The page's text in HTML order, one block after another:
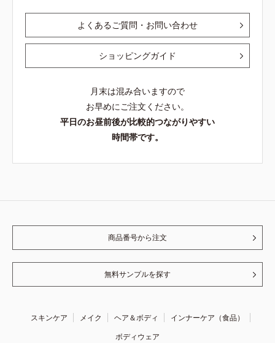
よくあるご質問・お問い合わせ
ショッピングガイド
月末は混み合いますので
お早めにご注文ください。
平日のお昼前後が比較的つながりやすい
時間帯です。
商品番号から注文
無料サンプルを探す
スキンケア メイク ヘア＆ボディ
インナーケア（食品）
ボディウェア